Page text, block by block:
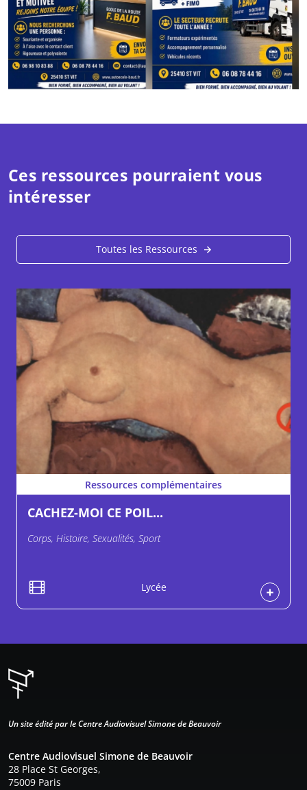
Ces ressources pourraient vous
intéresser
Toutes les Ressources
Ressources complémentaires
CACHEZ-MOI CE POIL...
Corps, Histoire, Sexualités, Sport
Lycée
Un site édité par le Centre Audiovisuel Simone de Beauvoir
Centre Audiovisuel Simone de Beauvoir
28 Place St Georges,
75009 Paris